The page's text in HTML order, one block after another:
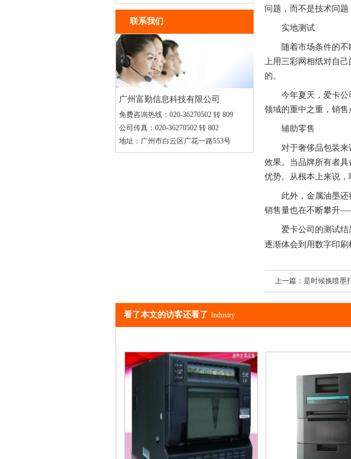
联系我们
广州富勤信息科技有限公司
免费咨询热线： 020-36270502 转 809
公司传真： 020-36270502 转 802
地址： 广州市白云区广花一路553号
问题，而不是技术问题
实地测试
随着市场条件的不断
上用三彩网相纸对自
的。
今年夏天，爱卡公司
领域的重中之重，销售
辅助零售
对于奢侈品包装来说
效果。当品牌所有者
优势。从根本上来说，
此外，金属油墨还将
销售量也在不断攀升
爱卡公司的测试结果
逐渐体会到用数字印刷
上一篇： 是时候换喷墨
看了本文的访客还看了 Industry